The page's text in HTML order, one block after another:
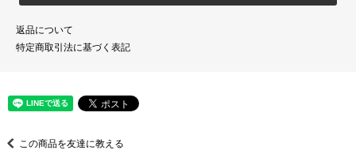
返品について
特定商取引法に基づく表記
この商品を友達に教える